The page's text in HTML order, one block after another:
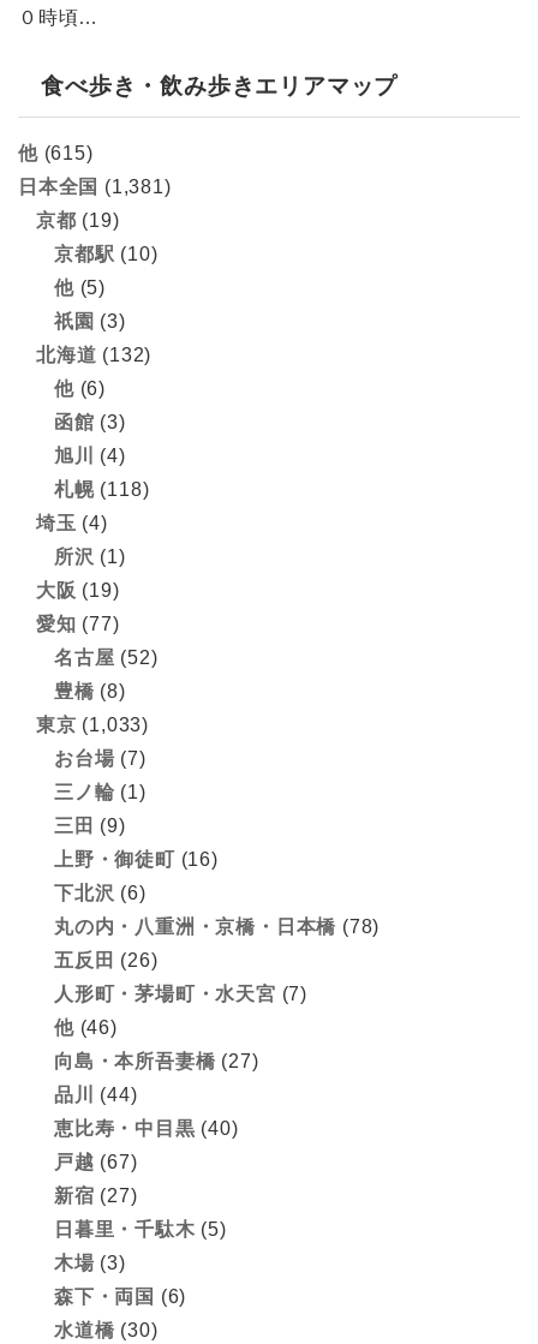
０時頃…
食べ歩き・飲み歩きエリアマップ
他(615)
日本全国 (1,381)
京都 (19)
京都駅 (10)
他(5)
祇園 (3)
北海道 (132)
他(6)
函館 (3)
旭川
(4)
札幌(118)
埼玉 (4)
所沢 (1)
大阪 (19)
愛知 (77)
名古屋 (52)
豊橋 (8)
東京 (1,033)
お台場 (7)
三ノ輪 (1)
三田 (9)
上野・御徒町 (16)
下北沢 (6)
丸の内・八重洲・京橋・日本橋 (78)
五反田 (26)
人形町・茅場町・水天宮 (7)
他(46)
向島・本所吾妻橋 (27)
品川
(44)
恵比寿・中目黒 (40)
戸越 (67)
新宿 (27)
日暮里・千駄木 (5)
木場 (3)
森下・両国 (6)
水道橋 (30)